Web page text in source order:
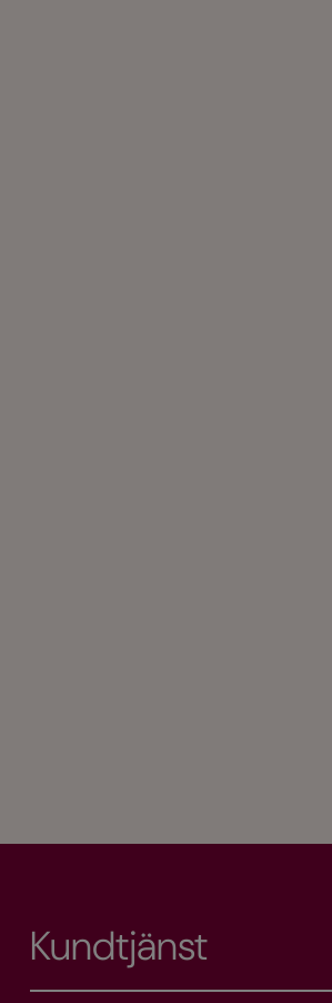
Kundtjänst